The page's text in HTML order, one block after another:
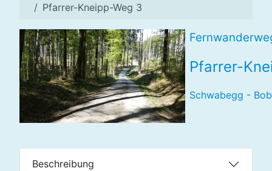
Pfarrer-Kneipp-Weg 3
Pfarrer-
Schwabegg -
Beschreibung